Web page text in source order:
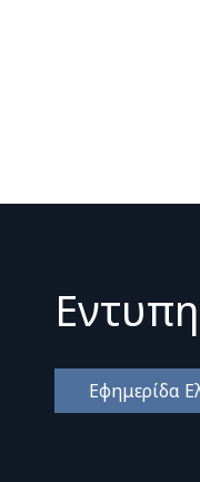
Εφημερίδα